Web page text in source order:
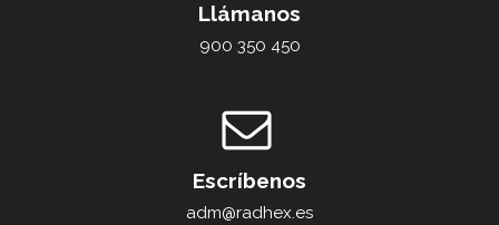
Llámanos
900 350 450
Escríbenos
adm@radhex.es